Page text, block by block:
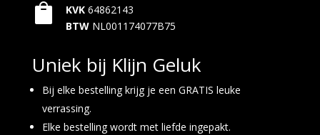
 KVK 64862143
BTW NL001174077B75
Uniek bij Klijn Geluk
Bij elke bestelling krijg je een GRATIS leuke
verrassing.
Elke bestelling wordt met liefde ingepakt.